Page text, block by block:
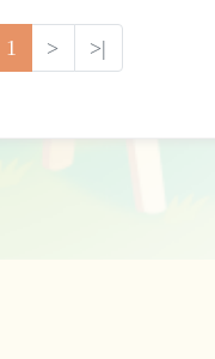
1 > >|